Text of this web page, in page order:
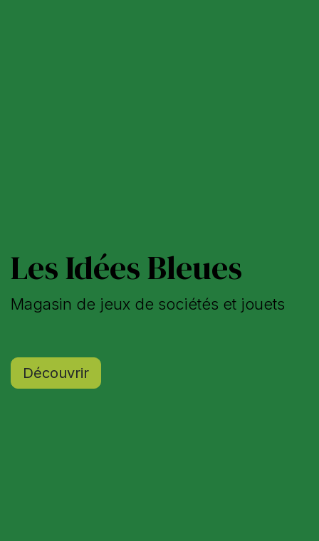
Les Idées Bleues
Magasin de jeux de sociétés et jouets
Découvri​r